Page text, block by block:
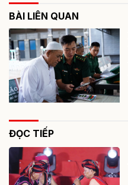
BÀI LIÊN QUAN
ĐỌC TIẾP